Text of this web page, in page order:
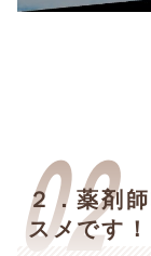
２．薬剤
スメです！